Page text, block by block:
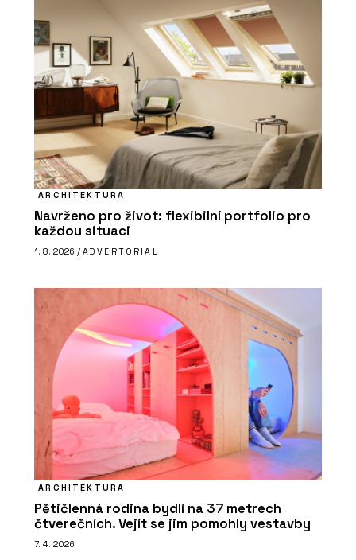
ARCHITEKTURA
Navrženo pro život: flexibilní portfolio pro
každou situaci
1. 8. 2026 / ADVERTORIAL
ARCHITEKTURA
Pětičlenná rodina bydlí na 37 metrech
čtverečních. Vejít se jim pomohly vestavby
7. 4. 2026